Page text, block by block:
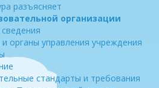
разъясняет
организации
и органы управления учреждения
стандарты и требования